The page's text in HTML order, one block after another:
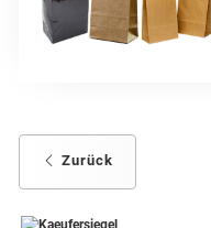
Zurück